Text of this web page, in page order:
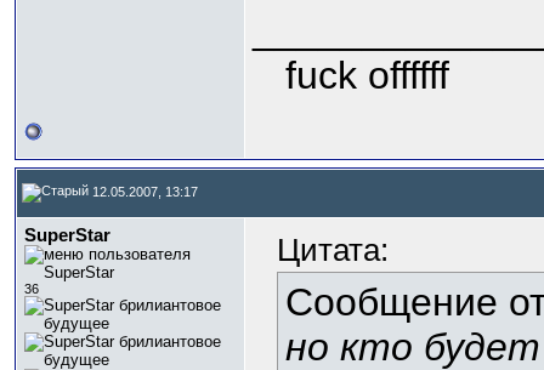
fuck offffff
12.05.2007, 13:17
SuperStar
36
Цитата:
Сообщение
но кто